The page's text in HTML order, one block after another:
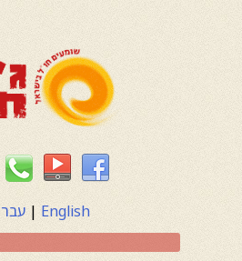
English
|